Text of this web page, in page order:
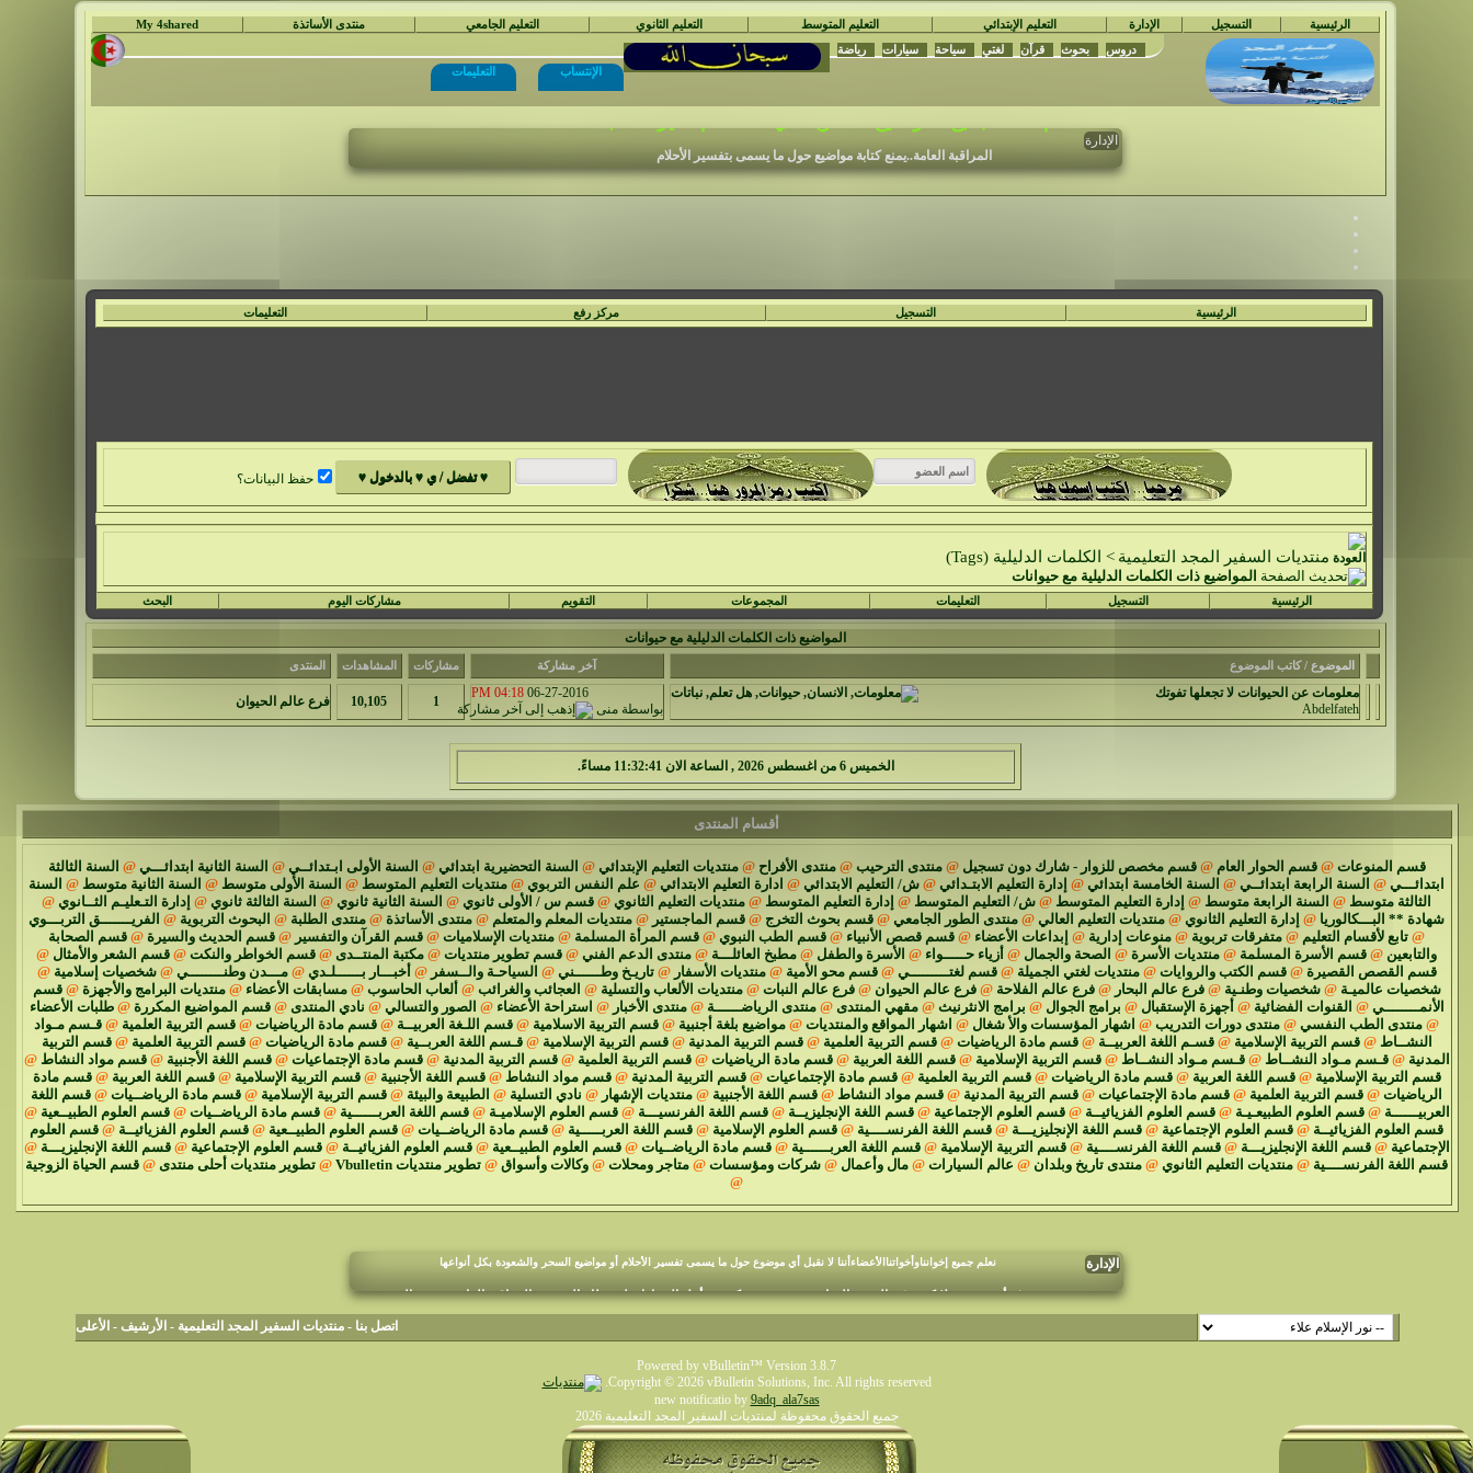
الرئيسية التسجيل الإدارة التعليم الإبتدائي التعليم المتوسط التعليم الثانوي التعليم الجامعي منتدى الأساتذة My 4shared
دروس بحوث قرآن لغتي سياحة سيارات
رياضة
الإنتساب
التعليمات
الإدارة
مُنْتَدَيَات السَّفِير الْمُجِدّ التَّعْلِيمِيَّة
المراقبة العامة..يمنع كتابة مواضيع حول ما يسمى بتفسير الأحلام
الرئيسية التسجيل مركز رفع التعليمات
حفظ البيانات؟
منتديات السفير المجد التعليمية > الكلمات الدليلية (Tags)
المواضيع ذات الكلمات الدليلية معحيوانات
الرئيسية التسجيل التعليمات المجموعات التقويم مشاركات اليوم البحث
المواضيع ذات الكلمات الدليلية مع حيوانات
الموضوع / كاتب الموضوع آخر مشاركة مشاركات المشاهدات المنتدى
معلومات عن الحيوانات لا تجعلها تفوتك
Abdelfateh
06-27-2016
04:18 PM
بواسطةمنى 1
10,105 فرع عالم الحيوان
الخميس 6 من اغسطس 2026 , الساعة الان 11:32:42 مساءً.
أقسام المنتدى
قسم المنوعات @قسم الحوار العام @قسم مخصص للزوار - شارك دون تسجيل @منتدى الترحيب @منتدى الأفراح @منتديات التعليم الإبتدائي @ السنة التحضيرية ابتدائي @ السنة الأولى ابـتدائــي @ السنة الثانية ابتدائـــي @ السنة الثالثة
ابتدائـــي @ السنة الرابعة ابتدائــي @ السنة الخامسة ابتدائي @ إدارة التعليم الابتـدائي @ ش/ التعليم الابتدائي @ ادارة التعليم الابتدائي @ علم النفس التربوي @ منتديات التعليم المتوسط @ السنة الأولى متوسط @ السنة الثانية متوسط @ السنة
الثالثة متوسط @ السنة الرابعة متوسط @ إدارة التعليم المتوسط @ ش/ التعليم المتوسط @ إدارة التعليم المتوسط @ منتديات التعليم الثانوي @ قسم س / الأولى ثانوي @ السنة الثانية ثانوي @ السنة الثالثة ثانوي @ إدارة التـعليـم الثــانوي @
شهادة ** البـــكالوريا @ إدارة التعليم الثانوي @ منتديات التعليم العالي @ منتدى الطور الجامعي @ قسم بحوث التخرج @ قسم الماجستير @ منتديات المعلم والمتعلم @ منتدى الأساتذة @ منتدى الطلبة @ البحوث التربوية @ الفريـــــــق التربـــوي
@ تابع لأقسام التعليم @ متفرقات تربوية @ منوعات إدارية @ إبداعات الأعضاء @ قسم قصص الأنبياء @ قسم الطب النبوي @ قسم المرأة المسلمة @ منتديات الإسلاميات @ قسم القرآن والتفسير @ قسم الحديث والسيرة @ قسم الصحابة
والتابعين @ قسم الأسرة المسلمة @ منتديات الأسرة @ الصحة والجمال @ أزياء حـــــواء @ الأسرة والطفل @ مطبخ العائلـــة @ منتدى الدعم الفني @ قسم تطوير منتديات @ مكتبة المنتــدى @ قسم الخواطر والنكت @ قسم الشعر والأمثال @
قسم القصص القصيرة @قسم الكتب والروايات @منتديات لغتي الجميلة @قسم لغتـــــــــي @قسم محو الأمية @منتديات الأسفار @تاريـخ وطــــــني @ السياحـة والــسفر @ أخبـــار بــــــلـدي @مـــدن وطنــــــــي @شخصيات إسلامية @
شخصيات عالميـة @شخصيات وطنـية @فرع عالم البحار @فرع عالم الفلاحة @فرع عالم الحيوان @فرع عالم النبات @منتديات الألعاب والتسلية @ العجائب والغرائب @ ألعاب الحاسوب @مسابقات الأعضاء @منتديات البرامج والأجهزة @قسم
الأنمــــــــي @ القنوات الفضائية @ أجهزة الإستقبال @ برامج الجوال @ برامج الانثرنيث @مقهي المنتدى @منتدى الرياضــــــة @منتدى الأخبار @ استراحة الأعضاء @ الصور والتسالي @ نادي المنتدى @قسم المواضيع المكررة @طلبات الأعضاء
@ منتدى الطب النفسي @ منتدى دورات التدريب @ اشهار المؤسسات والأ شغال @ اشهار المواقع والمنتديات @ مواضيع بلغة أجنبية @ قسم التربية الاسلامية @ قسم اللـغة العربيــة @ قسم مادة الرياضيات @ قسم التربية العلمية @ قـسم مـواد
النشــاط @قسم التربية الإسلامية @قسـم اللغة العربيــة @قسم مادة الرياضيات @قسم التربية العلمية @قسم التربية المدنية @قسم التربية الإسلامية @قـسم اللغة العربــية @قسم مادة الرياضيات @قسم التربية العلمية @قسم التربية
المدنية @قـسم مـواد النشــاط @قـسم مـواد النشــاط @قسم التربية الإسلامية @قسم اللغة العربية @قسم مادة الرياضيات @قسم التربية العلمية @قسم التربية المدنية @قسم مادة الإجتماعيات @قسم اللغة الأجنبية @قسم مواد النشاط @
قسم التربية الإسلامية @قسم اللغة العربية @قسم مادة الرياضيات @قسم التربية العلمية @قسم مادة الإجتماعيات @قسم التربية المدنية @قسم مواد النشاط @قسم اللغة الأجنبية @قسم التربية الإسلامية @قسم اللغة العربية @قسم مادة
الرياضيات @ قسم التربية العلمية @ قسم مادة الإجتماعيات @ قسم التربية المدنية @ قسم مواد النشاط @ قسم اللغة الأجنبية @ منتديات الإشهار @ نادي التسلية @ الطبيعة والبيئة @ قسم التربية الإسلامية @ قسم مادة الرياضــيات @ قسم اللغة
العربيــــــة @قسم العلوم الطبيعـيـة @قسم العلوم الفزيائيــة @قسم العلوم الإجتماعية @قسم اللغة الإنجليزيــة @قسم اللغة الفرنسيـــة @قسم العلوم الإسلاميـة @قسم اللغة العربــــــية @قسم مادة الرياضــيات @قسم العلوم الطبيــعية @
قسم العلوم الفزيائيــة @ قسم العلوم الإجتماعية @ قسم اللغة الإنجليزيـــة @ قسم اللغة الفرنســــية @ قسم العلوم الإسلامية @ قسم اللغة العربـــــية @ قسم مادة الرياضــيات @ قسم العلوم الطبيــعية @ قسم العلوم الفزيائيــة @ قسم العلوم
الإجتماعية @قسم اللغة الإنجليزيـــة @قسم اللغة الفرنســــية @قسم التربية الإسلامية @قسم اللغة العربــــــية @قسم مادة الرياضــيات @قسم العلوم الطبيــعية @قسم العلوم الفزيائيــة @قسم العلوم الإجتماعية @قسم اللغة الإنجليزيـــة @
قسم اللغة الفرنســــية @ منتديات التعليم الثانوي @ منتدى تاريخ وبلدان @ عالم السيارات @ مال وأعمال @ شركات ومؤسسات @ متاجر ومحلات @ وكالات وأسواق @ تطوير منتديات Vbulletin @ تطوير منتديات أحلى منتدى @ قسم الحياة الزوجية
@
الإدارة
منتديات السفير المجد التعليمية
و سنحدف أي موضوع لايكتب في القسم المناسب. نرجو تفهمكم من أجل الحفاظ على نظام المنتدى -المراقبة العامة - نجمة المنتدى
اتصل بنا -منتديات السفير المجد التعليمية - الأرشيف - الأعلى
Powered by vBulletin™ Version 3.8.7
Copyright © 2026 vBulletin Solutions, Inc. All rights reserved.
new notificatio by 9adq_ala7sas
جميع الحقوق محفوظة لمنتديات السفير المجد التعليمية 2026